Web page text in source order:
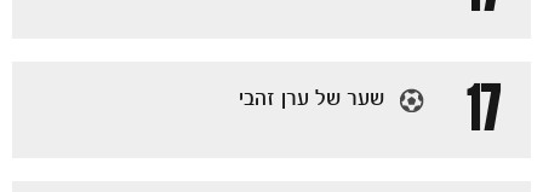
17 שער של ערן זהבי